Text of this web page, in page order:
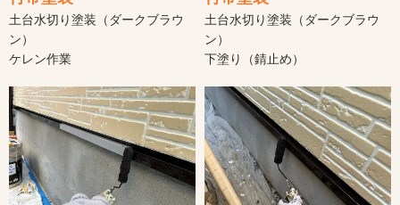
土台水切り塗装（ダークブラウ
ン）
ケレン作業
土台水切り塗装（ダークブラウ
ン）
下塗り（錆止め）